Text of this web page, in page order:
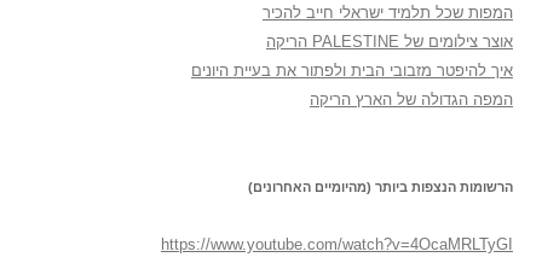
המפות שכל תלמיד ישראלי חייב להכיר
אוצר צילומים של PALESTINE הריקה
איך להיפטר מזבובי הבית ולפתור את בעיית היונים
המפה הגדולה של הארץ הריקה
הרשומות הנצפות ביותר (מהיומיים האחרונים)
https://www.youtube.com/watch?v=4OcaMRLTyGI